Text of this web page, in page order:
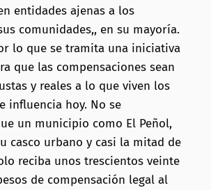
entidades ajenas a los
comunidades,, en su mayoría.
lo que se tramita una iniciativa
que las compensaciones sean
y reales a lo que viven los
influencia hoy. No se
un municipio como El Peñol,
casco urbano y casi la mitad de
reciba unos trescientos veinte
de compensación legal al